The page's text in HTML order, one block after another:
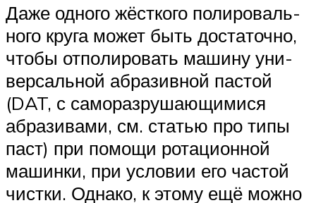
Даже одно­го жёст­ко­го поли­ро­валь­
но­го кру­га может быть доста­точ­но,
что­бы отпо­ли­ро­вать маши­ну уни­
вер­саль­ной абра­зив­ной пас­той
(DAT, с само­раз­ру­ша­ю­щи­ми­ся
абра­зи­ва­ми, см. ста­тью про типы
паст) при помо­щи рота­ци­он­ной
машин­ки, при усло­вии его частой
чист­ки. Одна­ко, к это­му ещё мож­но